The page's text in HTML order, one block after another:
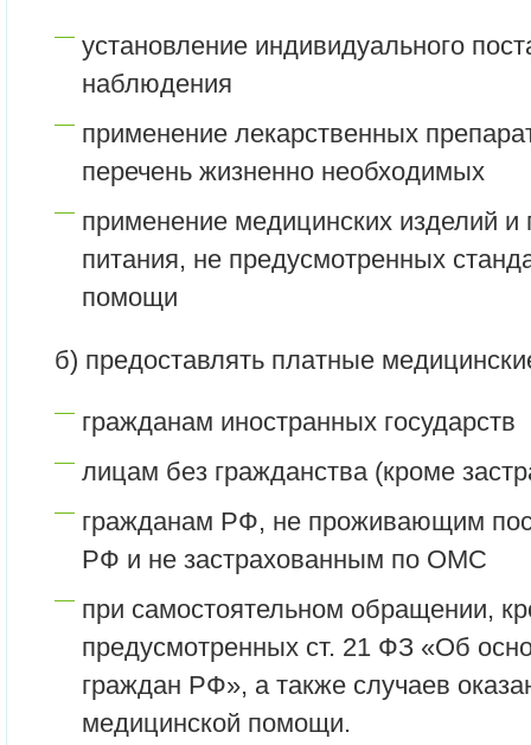
установление индивидуального
наблюдения
применение лекарственных
перечень жизненно необходимых
применение медицинских изделий и
питания, не предусмотренных
помощи
б) предоставлять платные
гражданам иностранных государств
лицам без гражданства (кроме
гражданам РФ, не проживающим
РФ и не застрахованным по ОМС
при самостоятельном обращении,
предусмотренных ст. 21 ФЗ «Об
граждан РФ», а также случаев
медицинской помощи.